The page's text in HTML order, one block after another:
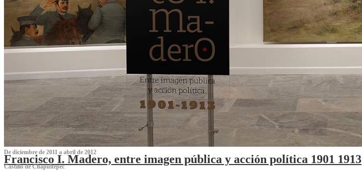
De diciembre de 2011 a abril de 2012
Francisco I. Madero, entre imagen pública y acción política 1901 1913
Castillo de Chapultepec